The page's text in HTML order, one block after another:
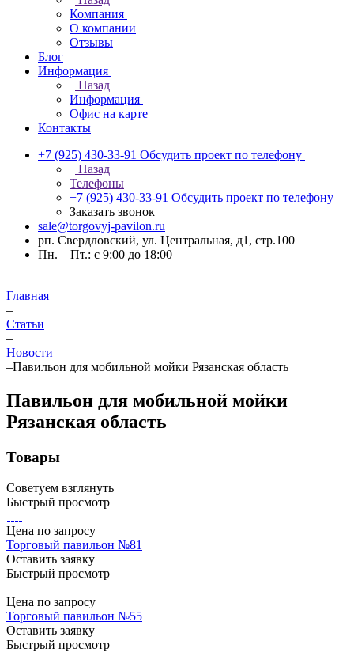
Компания
О компании
Отзывы
Блог
Информация
Назад
Информация
Офис на карте
Контакты
+7 (925) 430-33-91 Обсудить проект по телефону
Назад
Телефоны
+7 (925) 430-33-91 Обсудить проект по телефону
Заказать звонок
sale@torgovyj-pavilon.ru
рп. Свердловский, ул. Центральная, д1, стр.100
Пн. – Пт.: с 9:00 до 18:00
Главная
–
Статьи
–
Новости
–Павильон для мобильной мойки Рязанская область
Павильон для мобильной мойки
Рязанская область
Товары
Советуем взглянуть
Быстрый просмотр
Цена по запросу
Торговый павильон №81
Оставить заявку
Быстрый просмотр
Цена по запросу
Торговый павильон №55
Оставить заявку
Быстрый просмотр